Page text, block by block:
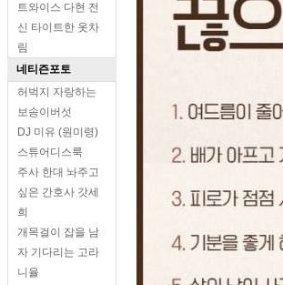
트와이스 다현 전
신 타이트한 옷차
림
네티즌포토
허벅지 자랑하는
보송이버섯
DJ 미유 (원미령)
스튜어디스룩
주사 한대 놔주고
싶은 간호사 갓세
희
개목걸이 잡을 남
자 기다리는 고라
니율